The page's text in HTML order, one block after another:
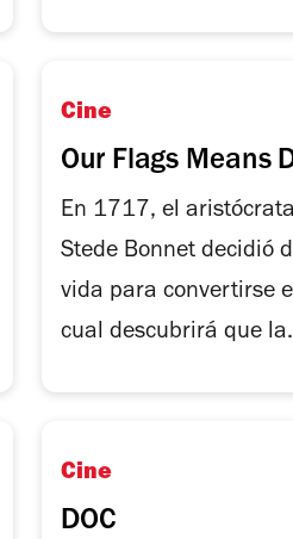
Cine
Our Flags Means
En 1717, el
Stede Bonnet decidió
vida para convertirse
cual descubrirá que
Cine
DOC